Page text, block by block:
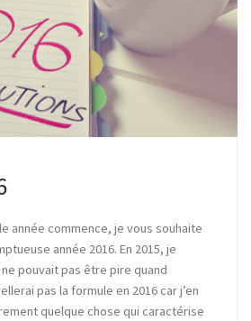
année commence, je vous souhaite
année 2016. En 2015, je
pouvait pas être pire quand
pas la formule en 2016 car j’en
quelque chose qui caractérise